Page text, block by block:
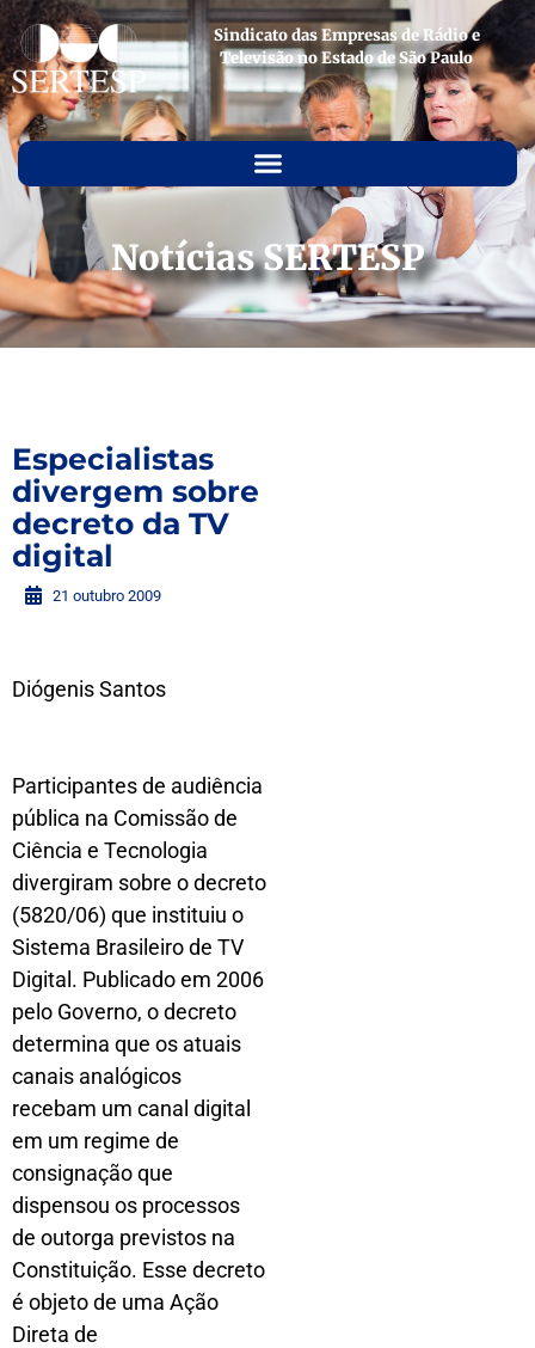
Sindicato das Empresas de Rádio e
Televisão no Estado de São Paulo
Notícias SERTESP
Especialistas
divergem sobre
decreto da TV
digital
21 outubro 2009
Diógenis Santos
Participantes de audiência
pública na Comissão de
Ciência e Tecnologia
divergiram sobre o decreto
(5820/06) que instituiu o
Sistema Brasileiro de TV
Digital. Publicado em 2006
pelo Governo, o decreto
determina que os atuais
canais analógicos
recebam um canal digital
em um regime de
consignação que
dispensou os processos
de outorga previstos na
Constituição. Esse decreto
é objeto de uma Ação
Direta de